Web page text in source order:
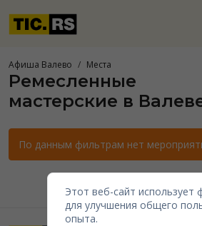
Афиша Валево Места
Ремесленные
мастерские в
По данным фильтрам нет
Этот веб-сайт использует
для улучшения общего
опыта.